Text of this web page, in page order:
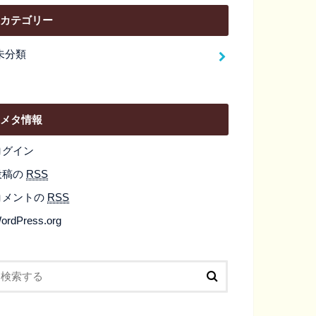
カテゴリー
分類
メタ情報
グイン
稿の RSS
メントの RSS